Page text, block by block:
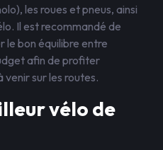
les roues et pneus, ainsi
Il est recommandé de
le bon équilibre entre
afin de profiter
sur les routes.
vélo de